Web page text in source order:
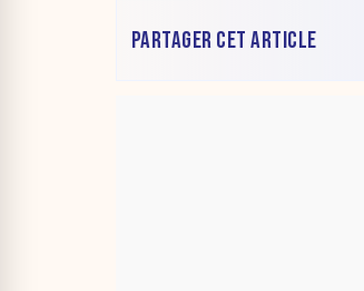
PARTAGER CET ARTICLE